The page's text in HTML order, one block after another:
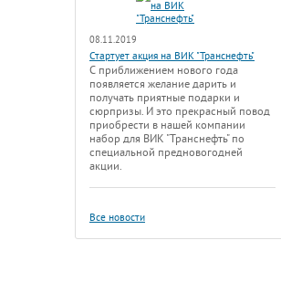
08.11.2019
Стартует акция на ВИК "Транснефть"
С приближением нового года
появляется желание дарить и
получать приятные подарки и
сюрпризы. И это прекрасный повод
приобрести в нашей компании
набор для ВИК "Транснефть" по
специальной предновогодней
акции.
Все новости